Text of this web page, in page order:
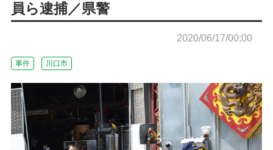
員ら逮捕／県警
2020/06/17/00:00
事件 川口市